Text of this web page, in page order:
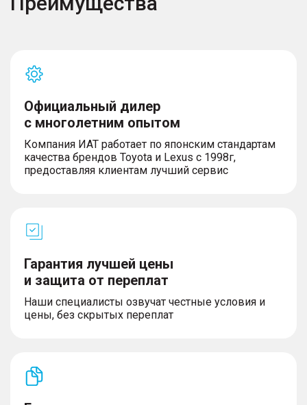
Официальный дилер
с многолетним опытом
Компания ИАТ работает по японским стандартам
качества брендов Toyota и Lexus с 1998г,
предоставляя клиентам лучший сервис
Гарантия лучшей цены
и защита от переплат
Наши специалисты озвучат честные условия и
цены, без скрытых переплат